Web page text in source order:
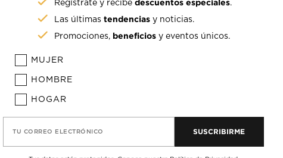
Regístrate y recibedescuentos especiales.
Las últimastendencias y noticias.
Promociones, beneficios y eventos únicos.
MUJER
HOMBRE
HOGAR
TU CORREO ELECTRÓNICO SUSCRIBIRME